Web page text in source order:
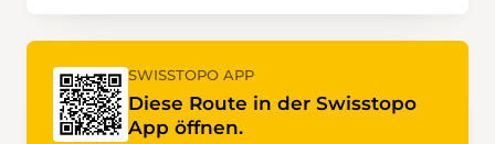
SWISSTOPO APP
Diese Route in der Swisstopo
App öffnen.